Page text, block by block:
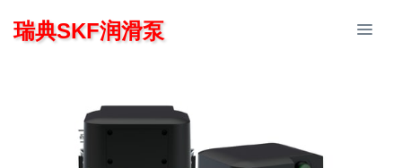
瑞典SKF润滑泵